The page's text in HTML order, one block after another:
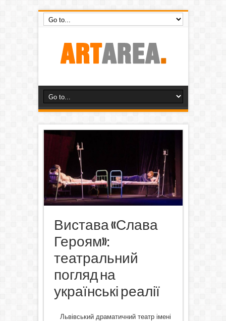
Вистава «Слава
Героям»:
театральний
погляд на
українські реалії
Львівський драматичний театр імені